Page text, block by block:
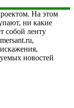
На этом
ни какие
собой ленту
новостей